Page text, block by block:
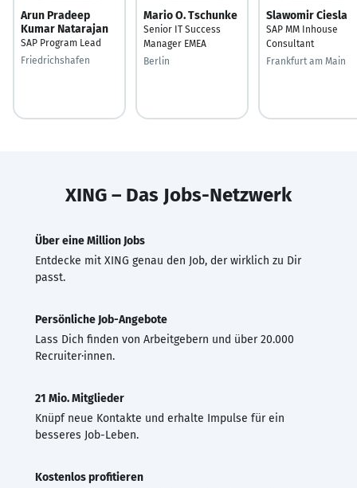
Arun Pradeep
Kumar Natarajan
SAP Program Lead
Friedrichshafen
Mario O. Tschunke
Senior IT Success
Manager EMEA
Berlin
Slawomir Ciesla
SAP MM Inhouse
Consultant
Frankfurt am Main
XING – Das Jobs-Netzwerk
Über eine Million Jobs
Entdecke mit XING genau den Job, der wirklich zu Dir
passt.
Persönliche Job-Angebote
Lass Dich finden von Arbeitgebern und über 20.000
Recruiter·innen.
21 Mio. Mitglieder
Knüpf neue Kontakte und erhalte Impulse für ein
besseres Job-Leben.
Kostenlos profitieren